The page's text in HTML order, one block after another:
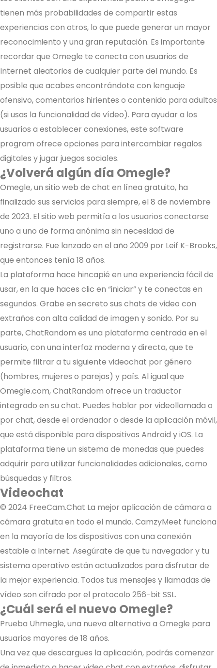
tienen más probabilidades de compartir estas
experiencias con otros, lo que puede generar un mayor
reconocimiento y una gran reputación. Es importante
recordar que Omegle te conecta con usuarios de
Internet aleatorios de cualquier parte del mundo. Es
posible que acabes encontrándote con lenguaje
ofensivo, comentarios hirientes o contenido para adultos
(si usas la funcionalidad de vídeo). Para ayudar a los
usuarios a establecer conexiones, este software
program ofrece opciones para intercambiar regalos
digitales y jugar juegos sociales.
¿Volverá algún día Omegle?
Omegle, un sitio web de chat en línea gratuito, ha
finalizado sus servicios para siempre, el 8 de noviembre
de 2023. El sitio web permitía a los usuarios conectarse
uno a uno de forma anónima sin necesidad de
registrarse. Fue lanzado en el año 2009 por Leif K-Brooks,
que entonces tenía 18 años.
La plataforma hace hincapié en una experiencia fácil de
usar, en la que haces clic en “iniciar” y te conectas en
segundos. Grabe en secreto sus chats de video con
extraños con alta calidad de imagen y sonido. Por su
parte, ChatRandom es una plataforma centrada en el
usuario, con una interfaz moderna y directa, que te
permite filtrar a tu siguiente videochat por género
(hombres, mujeres o parejas) y país. Al igual que
Omegle.com, ChatRandom ofrece un traductor
integrado en su chat. Puedes hablar por videollamada o
por chat, desde el ordenador o desde la aplicación móvil,
que está disponible para dispositivos Android y iOS. La
plataforma tiene un sistema de monedas que puedes
adquirir para utilizar funcionalidades adicionales, como
búsquedas y filtros.
Videochat
© 2024 FreeCam.Chat La mejor aplicación de cámara a
cámara gratuita en todo el mundo. CamzyMeet funciona
en la mayoría de los dispositivos con una conexión
estable a Internet. Asegúrate de que tu navegador y tu
sistema operativo están actualizados para disfrutar de
la mejor experiencia. Todos tus mensajes y llamadas de
vídeo son cifrado por el protocolo 256-bit SSL.
¿Cuál será el nuevo Omegle?
Prueba Uhmegle, una nueva alternativa a Omegle para
usuarios mayores de 18 años.
Una vez que descargues la aplicación, podrás comenzar